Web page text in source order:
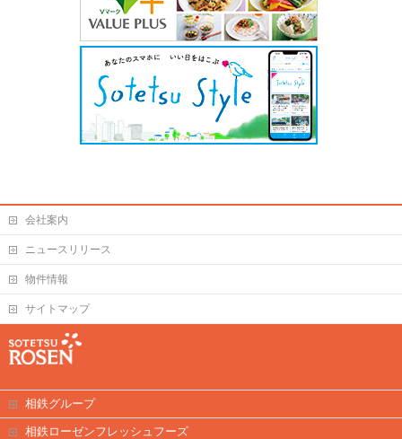
会社案内
ニュースリリース
物件情報
サイトマップ
相鉄グループ
相鉄ローゼンフレッシュフーズ